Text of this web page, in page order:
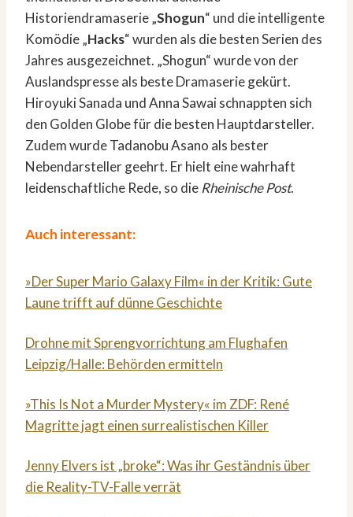
Historiendramaserie „Shogun“ und die intelligente
Komödie „Hacks“ wurden als die besten Serien des
Jahres ausgezeichnet. „Shogun“ wurde von der
Auslandspresse als beste Dramaserie gekürt.
Hiroyuki Sanada und Anna Sawai schnappten sich
den Golden Globe für die besten Hauptdarsteller.
Zudem wurde Tadanobu Asano als bester
Nebendarsteller geehrt. Er hielt eine wahrhaft
leidenschaftliche Rede, so die Rheinische Post.
Auch interessant:
»Der Super Mario Galaxy Film« in der Kritik: Gute
Laune trifft auf dünne Geschichte
Drohne mit Sprengvorrichtung am Flughafen
Leipzig/Halle: Behörden ermitteln
»This Is Not a Murder Mystery« im ZDF: René
Magritte jagt einen surrealistischen Killer
Jenny Elvers ist „broke“: Was ihr Geständnis über
die Reality-TV-Falle verrät